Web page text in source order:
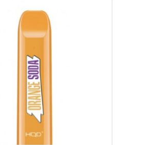
200,00 ₽.